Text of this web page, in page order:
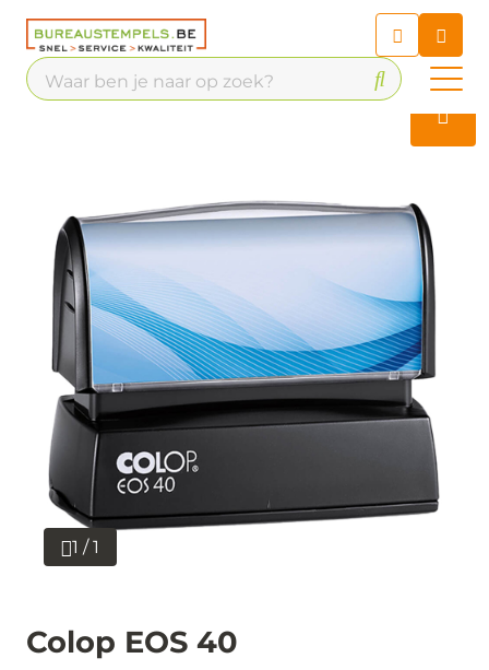
Chat 24/7 met onze chatbot
voor hulp
Contact
1 / 1
Colop EOS 40